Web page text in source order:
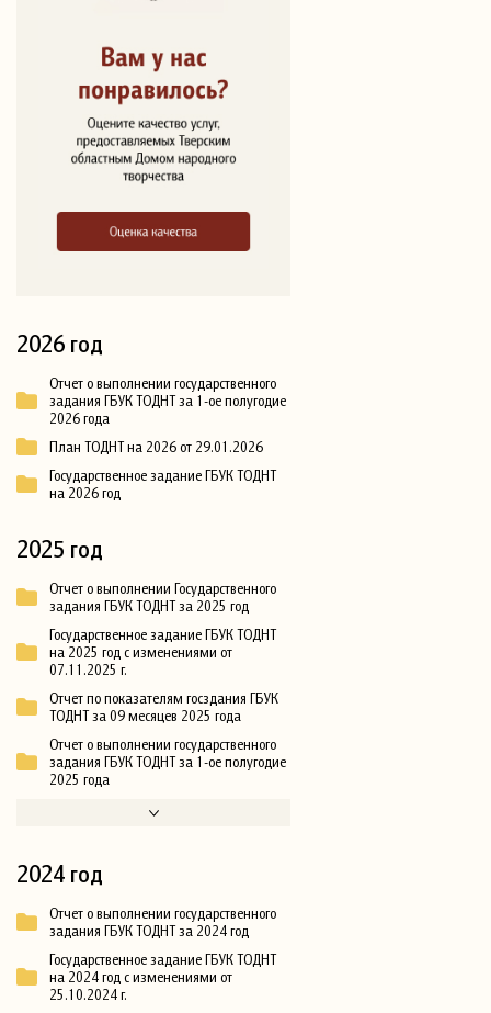
2026 год
Отчет о выполнении государственного
задания ГБУК ТОДНТ за 1-ое полугодие
2026 года
План ТОДНТ на 2026 от 29.01.2026
Государственное задание ГБУК ТОДНТ
на 2026 год
2025 год
Отчет о выполнении Государственного
задания ГБУК ТОДНТ за 2025 год
Государственное задание ГБУК ТОДНТ
на 2025 год с изменениями от
07.11.2025 г.
Отчет по показателям госздания ГБУК
ТОДНТ за 09 месяцев 2025 года
Отчет о выполнении государственного
задания ГБУК ТОДНТ за 1-ое полугодие
2025 года
2024 год
Отчет о выполнении государственного
задания ГБУК ТОДНТ за 2024 год
Государственное задание ГБУК ТОДНТ
на 2024 год с изменениями от
25.10.2024 г.